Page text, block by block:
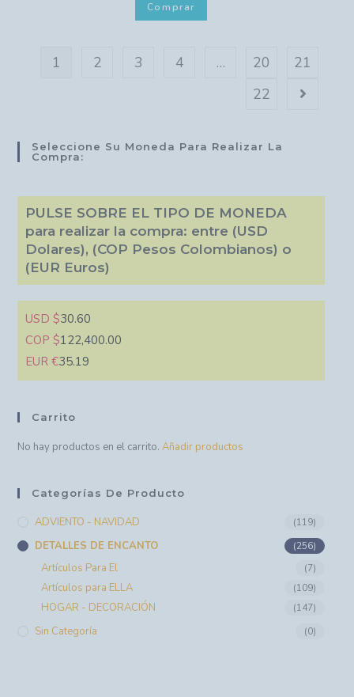
Comprar
1 2 3 4 … 20
21
22
Seleccione Su Moneda Para Realizar La
Compra:
PULSE SOBRE EL TIPO DE MONEDA
para realizar la compra: entre (USD
Dolares), (COP Pesos Colombianos) o
(EUR Euros)
USD $30.60
COP $122,400.00
EUR €35.19
Carrito
No hay productos en el carrito. Añadir productos
Categorías De Producto
ADVIENTO - NAVIDAD (119)
DETALLES DE ENCANTO (256)
Artículos Para El (7)
Artículos para ELLA (109)
HOGAR - DECORACIÓN (147)
Sin Categoría (0)